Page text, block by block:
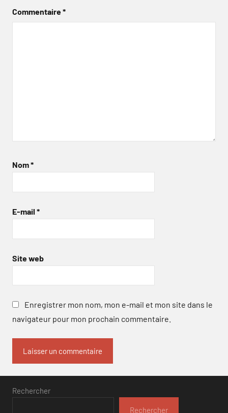
Commentaire*
Nom*
E-mail *
Site web
Enregistrer mon nom, mon e-mail et mon site dans le
navigateur pour mon prochain commentaire.
Rechercher
Rechercher